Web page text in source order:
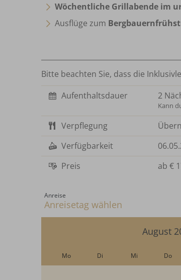
Wöchentliche Grillabende im
Ausflüge zum
Bitte beachten Sie, dass die
Aufenthaltsdauer
2
Kann
Verpflegung
Verfügbarkeit
Preis
ab €